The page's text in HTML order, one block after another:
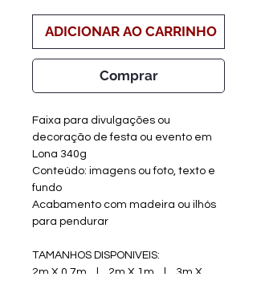
ADICIONAR AO CARRINHO
Comprar
Faixa para divulgações ou
decoração de festa ou evento em
Lona 340g
Conteúdo: imagens ou foto, texto e
fundo
Acabamento com madeira ou ilhós
para pendurar
TAMANHOS DISPONIVEIS:
2m X 0,7m | 2m X 1m | 3m X